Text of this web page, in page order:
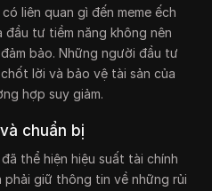
liên quan gì đến meme ếch
đầu tư tiềm năng không nên
bảo. Những người đầu tư
lời và bảo vệ tài sản của
hợp suy giảm.
chuẩn bị
thể hiện hiệu suất tài chính
giữ thông tin về những rủi